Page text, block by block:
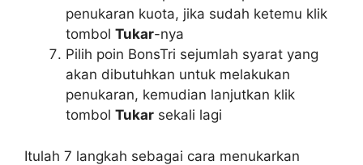
penukaran kuota, jika sudah ketemu klik
tombol Tukar-nya
Pilih poin BonsTri sejumlah syarat yang
akan dibutuhkan untuk melakukan
penukaran, kemudian lanjutkan klik
tombol Tukar sekali lagi
Itulah 7 langkah sebagai cara menukarkan